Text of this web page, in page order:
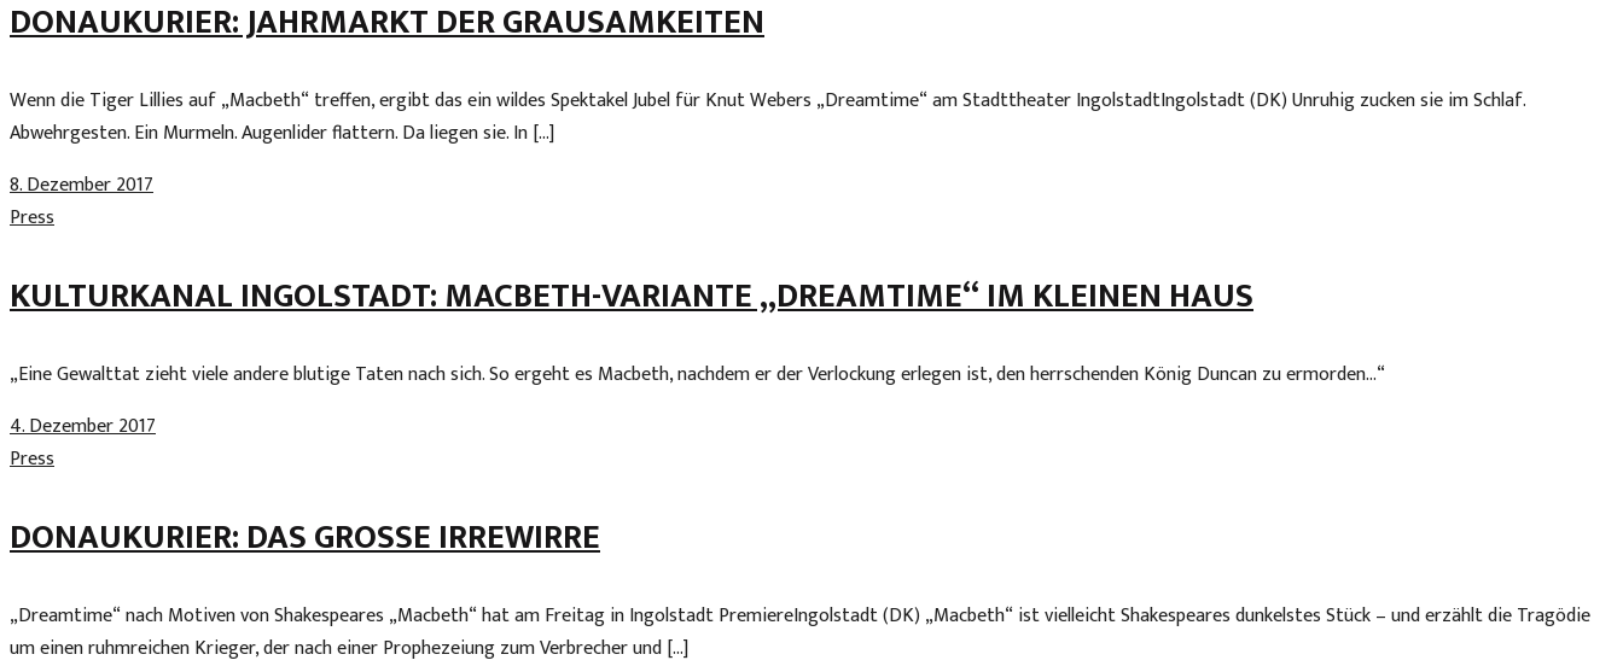
DONAUKURIER: JAHRMARKT DER GRAUSAMKEITEN
Wenn die Tiger Lillies auf „Macbeth“ treffen, ergibt das ein wildes Spektakel Jubel für Knut Webers „Dreamtime“ am Stadttheater IngolstadtIngolstadt (DK) Unruhig zucken sie im Schlaf.
Abwehrgesten. Ein Murmeln. Augenlider flattern. Da liegen sie. In […]
8. Dezember 2017
Press
KULTURKANAL INGOLSTADT: MACBETH-VARIANTE „DREAMTIME“ IM KLEINEN HAUS
„Eine Gewalttat zieht viele andere blutige Taten nach sich. So ergeht es Macbeth, nachdem er der Verlockung erlegen ist, den herrschenden König Duncan zu ermorden…“
4. Dezember 2017
Press
DONAUKURIER: DAS GROSSE IRREWIRRE
„Dreamtime“ nach Motiven von Shakespeares „Macbeth“ hat am Freitag in Ingolstadt PremiereIngolstadt (DK) „Macbeth“ ist vielleicht Shakespeares dunkelstes Stück – und erzählt die Tragödie
um einen ruhmreichen Krieger, der nach einer Prophezeiung zum Verbrecher und […]